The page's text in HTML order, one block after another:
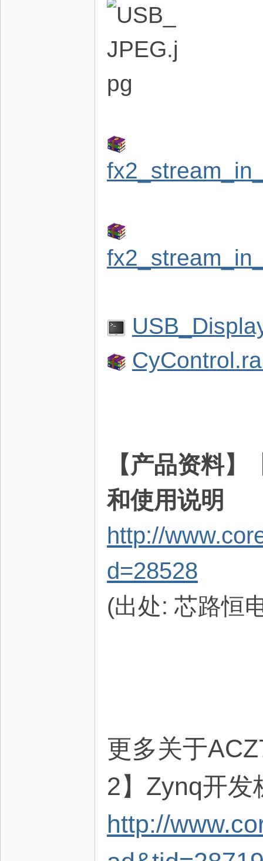
【产品资料
和使用说明
http://
d=28528
(出处: 芯路恒
更多关于
2】Zynq开发
http://